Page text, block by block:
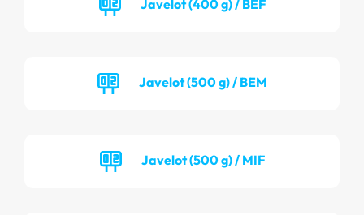
Javelot (400 g) / BEF
Javelot (500 g) / BEM
Javelot (500 g) / MIF